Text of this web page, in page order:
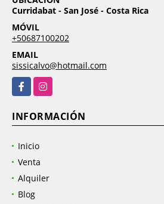
Curridabat - San José - Costa Rica
MÓVIL
+50687100202
EMAIL
sissicalvo@hotmail.com
FacebookInstagram
INFORMACIÓN
Inicio
Venta
Alquiler
Blog